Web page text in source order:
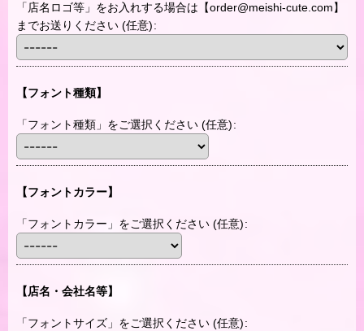
「店名ロゴ等」をお入れする場合は【order@meishi-cute.com】
までお送りください (任意):
【フォント種類】
「フォント種類」をご選択ください (任意):
【フォントカラー】
「フォントカラー」をご選択ください (任意):
【店名・会社名等】
「フォントサイズ」をご選択ください (任意):